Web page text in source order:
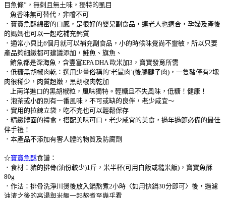
目魚條”，無刺且無土味，獨特的虱目
魚香味無可替代，非嚐不可
．寶寶魚酥綿密的口感，是很好的嬰兒副食品，連老人也適合，孕婦及產後
的媽媽也可以一起吃補充鈣質
．通常小貝比6個月就可以補充副食品，小的時候味覺尚不靈敏，所以只要
產品夠細緻都可建議添加，鮭魚、旗魚、
鮪魚都是深海魚，含豐富EPA DHA 歐米加3，寶寶發育所需
．低糖黑胡椒肉乾：選用少量俗稱的‘老鼠肉’(後腿腱子肉)，一隻豬僅有2塊
肉很稀少，肉質超嫩，黑胡椒肉乾加
上南洋進口的黑胡椒粒，風味獨特。輕糖且不失風味，低糖！健康！
．泡茶或小酌別有一番風味，不可或缺的良伴，老少咸宜～
．實用的拉鍊立袋，吃不完也可以輕鬆保存
．精緻體面的禮盒，搭配美味可口，老少咸宜的美食，過年過節必備的最佳
伴手禮！
．本產品不添加有害人體的物質及防腐劑
☆寶寶魚酥食譜：
．食材：豬的排骨(油份較少)1斤，米半杯(可用白飯或糙米飯)，寶寶魚酥
80g
．作法：排骨洗淨川燙後放入鍋熬煮2小時〈如用快鍋30分即可〉後，過濾
油渣之後的高湯與米飯一起熬煮至幾乎看